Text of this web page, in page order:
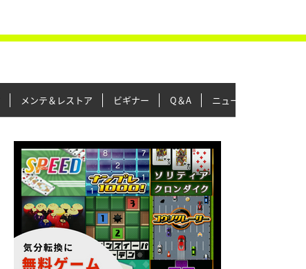
メンテ＆レストア ビギナー Q＆A ニュース＆トピックス